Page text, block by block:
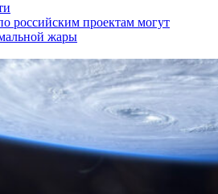
российским проектам могут
жары